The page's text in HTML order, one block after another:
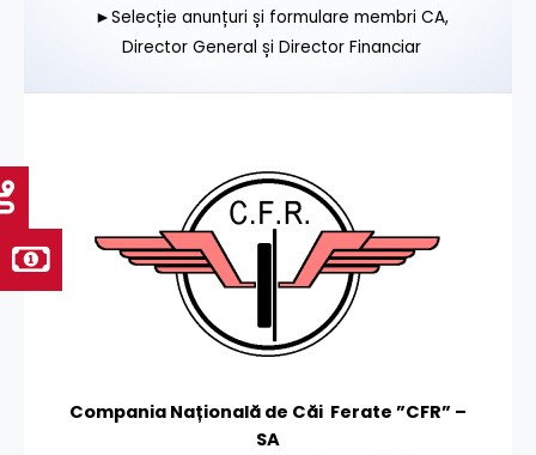
►Selecție anunțuri și formulare membri CA,
Director General și Director Financiar
Compania Națională de Căi Ferate ”CFR” –
SA